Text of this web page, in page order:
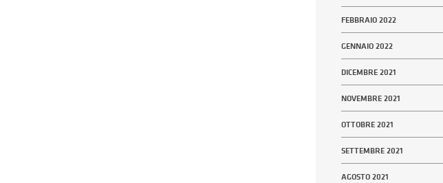
FEBBRAIO 2022
GENNAIO 2022
DICEMBRE 2021
NOVEMBRE 2021
OTTOBRE 2021
SETTEMBRE 2021
AGOSTO 2021